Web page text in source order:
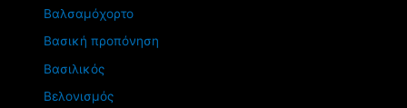
Βαλσαμόχορτο
Βασική προπόνηση
Βασιλικός
Βελονισμός